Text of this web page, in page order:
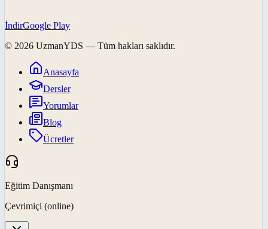
İndirGoogle Play
© 2026 UzmanYDS — Tüm hakları saklıdır.
Anasayfa
Dersler
Yorumlar
Blog
Ücretler
Eğitim Danışmanı
Çevrimiçi (online)